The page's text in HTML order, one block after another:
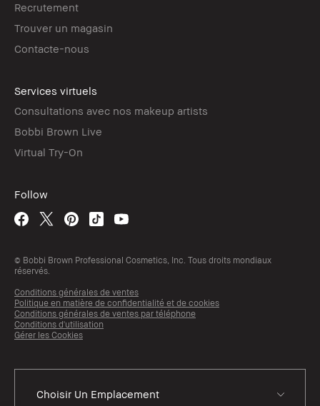
Recrutement
Trouver un magasin
Contacte-nous
Services virtuels
Consultations avec nos makeup artists
Bobbi Brown Live
Virtual Try-On
Follow
© Bobbi Brown Professional Cosmetics, Inc. Tous droits mondiaux
réservés.
Conditions générales de ventes
Politique en matière de confidentialité et de cookies
Conditions générales de ventes par téléphone
Conditions d'utilisation
Gérer les Cookies